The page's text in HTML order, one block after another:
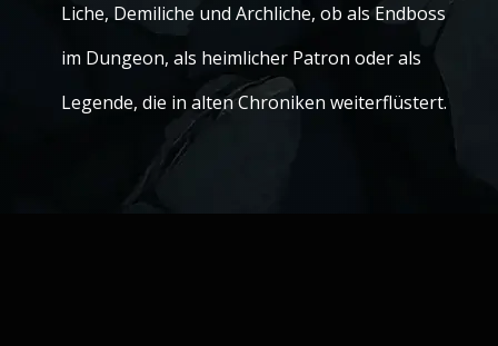
Liche, Demiliche und Archliche, ob als Endboss
im Dungeon, als heimlicher Patron oder als
Legende, die in alten Chroniken weiterflüstert.